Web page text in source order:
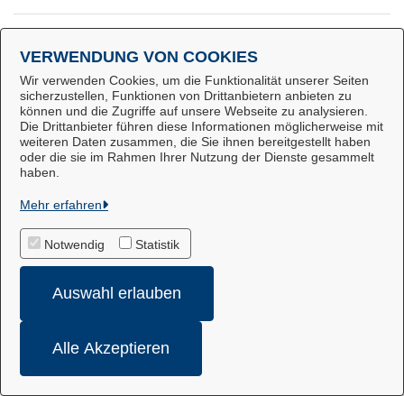
R
Ratenzahlungsantrag (Vorläufiger
Vollstreckungsschutz) im Vollstreckungsverfahren
(Stadt Winsen)
Reiseausweis Ausstellung (Landkreis Harburg)
Verboten (Landkreis Harburg)
Reisegewerbe Erlaubnis (Landkreis Harburg)
Reisegewerbekartenfreie Tätigkeit Abmeldung (Stadt
Winsen)
VERWENDUNG VON COOKIES
Wir verwenden Cookies, um die Funktionalität unserer Seiten
sicherzustellen, Funktionen von Drittanbietern anbieten zu
können und die Zugriffe auf unsere Webseite zu analysieren.
Die Drittanbieter führen diese Informationen möglicherweise mit
weiteren Daten zusammen, die Sie ihnen bereitgestellt haben
oder die sie im Rahmen Ihrer Nutzung der Dienste gesammelt
haben.
Mehr erfahren
Notwendig Statistik
Auswahl erlauben
Alle Akzeptieren